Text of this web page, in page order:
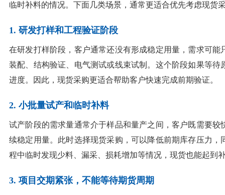
临时补料的情况。下面几类场景，通常更适合优先考虑现货
1. 研发打样和工程验证阶段
在研发打样阶段，客户通常还没有形成稳定用量，需求可能
装配、结构验证、电气测试或线束试制。这个阶段如果等待
进度。因此，现货采购更适合帮助客户快速完成前期验证。
2. 小批量试产和临时补料
试产阶段的需求量通常介于样品和量产之间，客户既需要较
续稳定用量。此时选择现货采购，可以降低前期库存压力，
程中临时发现少料、漏采、损耗增加等情况，现货也能起到
3. 项目交期紧张，不能等待期货周期